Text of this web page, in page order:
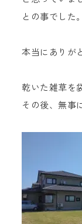
との事でした。
本当にありが
乾いた雑草を
その後、無事